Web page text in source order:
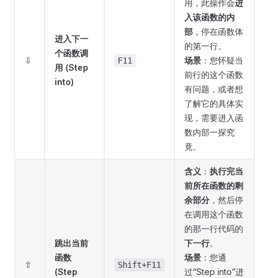
⇩
进入下一
个函数调
用 (Step
into)
F11
用，此操作会进
入该函数的内
部 ，停在函数体
的第一行。
场景 ：您怀疑当
前行的这个函数
有问题，或者想
了解它的具体实
现，需要进入函
数内部一探究
竟。
⇧
跳出当前
函数
(Step
Shift+F11
含义 ： 执行完当
前所在函数的剩
余部分 ，然后停
在调用这个函数
的那一行代码的
下一行。
场景 ：您通
过“Step into”进